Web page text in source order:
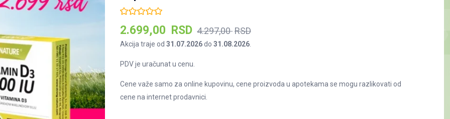
2.699,00 RSD Тренутна
цена
2.699,00 RSD.
4.297,00RSD
4.297,00 RSD.
Akcija traje od 31.07.2026do 31.08.2026
PDV je uračunat u cenu.
Cene važe samo za online kupovinu, cene proizvoda u apotekama se mogu razlikovati od
cene na internet prodavnici.